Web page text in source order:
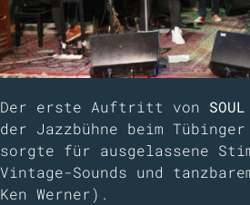
Der erste Auftritt von
der Jazzbühne beim
sorgte für ausgelassene
Vintage-Sounds und
Ken Werner).